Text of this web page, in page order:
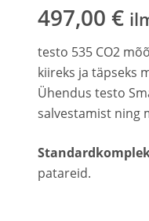
497,00€
testo 535 CO2
kiireks ja täpseks
Ühendus testo
salvestamist ning
patareid.